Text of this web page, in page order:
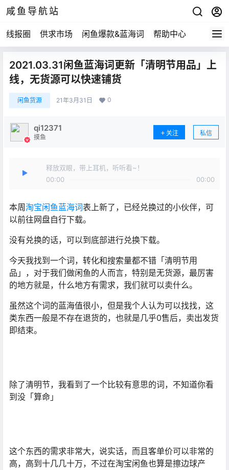
咸鱼导航站
线报圈 供求市场 闲鱼爆款&蓝海词 帮助中心
2021.03.31闲鱼蓝海词更新「清明节用品」上
线，无货源可以快速铺货
闲鱼货源 21年3月31日 0
qi12371
摸鱼
关注 私信
释放双眼，带上耳机，听听看~！
00:00
00:00
本周淘宝闲鱼蓝海词表上新了，已经兑换过的小伙伴，可
以前往网盘自行下载。
没有兑换的话，可以到底部进行兑换下载。
今天我找到一个词，转化和搜索量都不错「清明节用
品」，对于我们做闲鱼的人而言，特别是无货源，最厉害
的地方就是，什么地方有需求，我们就可以卖什么。
虽然这个词的蓝海值很小，但是我个人认为可以找找，这
类东西一般是不存在退货的，也就是几乎0售后，卖出发货
即结束。
除了清明节，我看到了一个比较有意思的词，不知道你看
到没「算命」
这个东西的需求非常大，说实话，而且客单价可以非常的
高，高到十几几十万，不过在淘宝闲鱼也算是擦边球产